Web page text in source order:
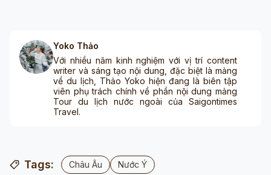
Yoko Thảo
Với nhiều năm kinh nghiệm với vị trí content
writer và sáng tạo nội dung, đặc biệt là mảng
về du lịch, Thảo Yoko hiện đang là biên tập
viên phụ trách chính về phần nội dung mảng
Tour du lịch nước ngoài của Saigontimes
Travel.
Tags: Châu Âu Nước Ý